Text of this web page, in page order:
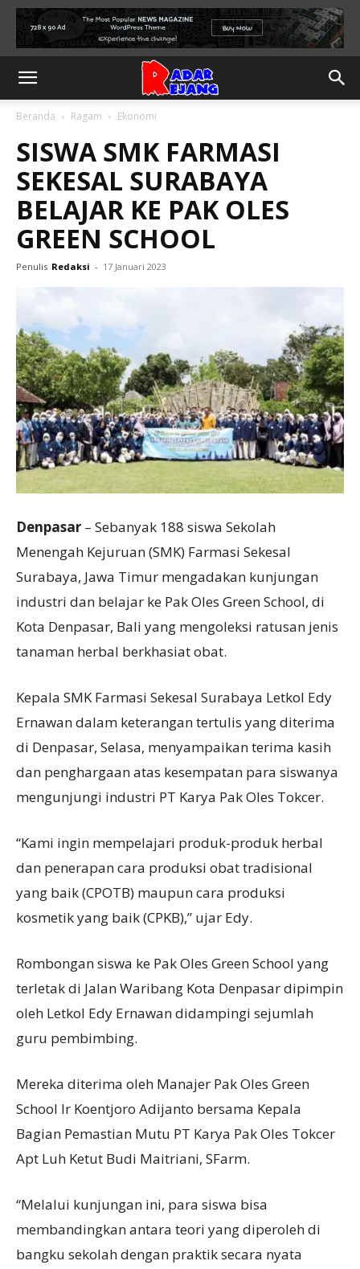
Beranda Ragam Ekonomi
SISWA SMK FARMASI
SEKESAL SURABAYA
BELAJAR KE PAK OLES
GREEN SCHOOL
Penulis Redaksi - 17 Januari 2023
Denpasar – Sebanyak 188 siswa Sekolah
Menengah Kejuruan (SMK) Farmasi Sekesal
Surabaya, Jawa Timur mengadakan kunjungan
industri dan belajar ke Pak Oles Green School, di
Kota Denpasar, Bali yang mengoleksi ratusan jenis
tanaman herbal berkhasiat obat.
Kepala SMK Farmasi Sekesal Surabaya Letkol Edy
Ernawan dalam keterangan tertulis yang diterima
di Denpasar, Selasa, menyampaikan terima kasih
dan penghargaan atas kesempatan para siswanya
mengunjungi industri PT Karya Pak Oles Tokcer.
“Kami ingin mempelajari produk-produk herbal
dan penerapan cara produksi obat tradisional
yang baik (CPOTB) maupun cara produksi
kosmetik yang baik (CPKB),” ujar Edy.
Rombongan siswa ke Pak Oles Green School yang
terletak di Jalan Waribang Kota Denpasar dipimpin
oleh Letkol Edy Ernawan didampingi sejumlah
guru pembimbing.
Mereka diterima oleh Manajer Pak Oles Green
School Ir Koentjoro Adijanto bersama Kepala
Bagian Pemastian Mutu PT Karya Pak Oles Tokcer
Apt Luh Ketut Budi Maitriani, SFarm.
“Melalui kunjungan ini, para siswa bisa
membandingkan antara teori yang diperoleh di
bangku sekolah dengan praktik secara nyata